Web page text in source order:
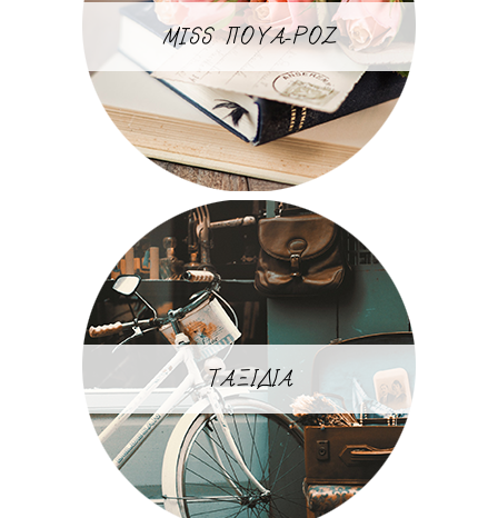
MISS ΠΟΥΑ-ΡΟΖ
ΤΑΞΙΔΙΑ